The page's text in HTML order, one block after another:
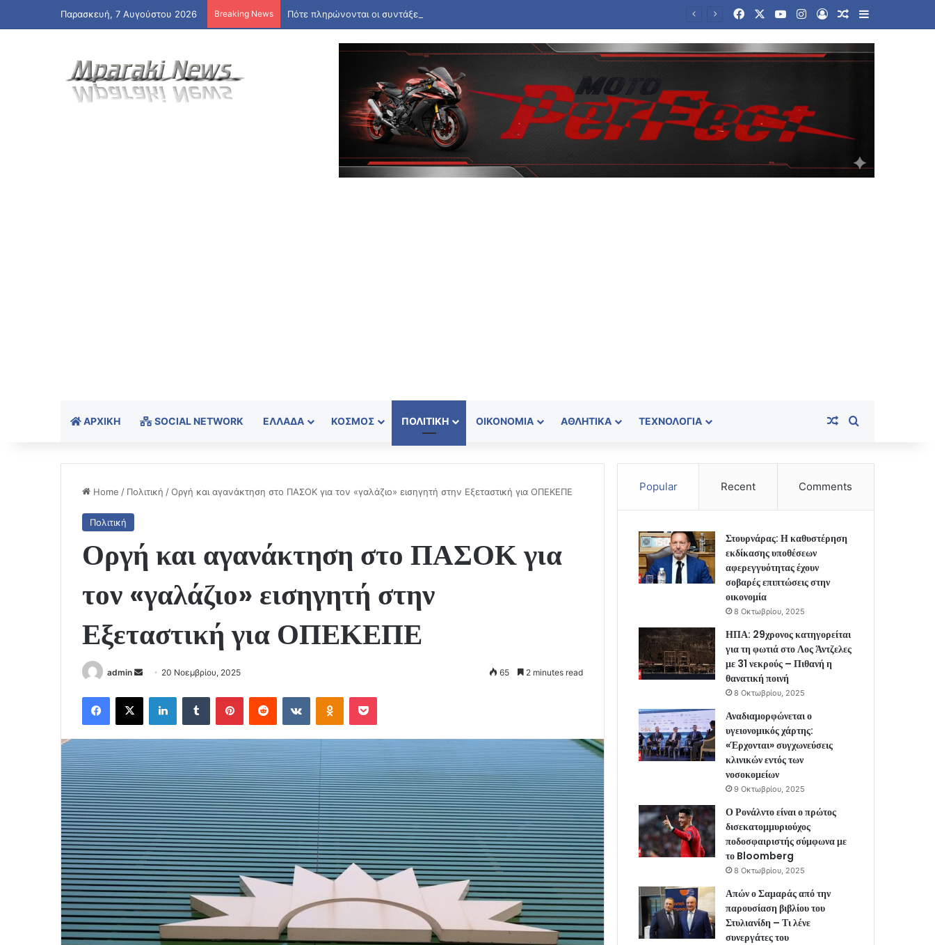
Παρασκευή, 7 Αυγούστου 2026 Breaking News Πότε πληρώνονται οι συντάξεις Σεπτεμβρίου – Ποιες οι ημερομηνίες καταβολής FacebookYouTubeInstagram
Log InRandom Article
Sidebar
ΑΡΧΙΚΉ SOCIAL NETWORK ΕΛΛΆΔΑ ΚΌΣΜΟΣ ΠΟΛΙΤΙΚΉ ΟΙΚΟΝΟΜΊΑ ΑΘΛΗΤΙΚΆ ΤΕΧΝΟΛΟΓΊΑ Random Article
Home / Πολιτική /Οργή και αγανάκτηση στο ΠΑΣΟΚ για τον «γαλάζιο» εισηγητή στην Εξεταστική για ΟΠΕΚΕΠΕ
Πολιτική
Οργή και αγανάκτηση στο ΠΑΣΟΚ για
τον «γαλάζιο» εισηγητή στην
Εξεταστική για ΟΠΕΚΕΠΕ
admin
Send
email
20 Νοεμβρίου, 2025 65 2 minutes read
Facebook
X LinkedInTumblr PinterestReddit VKontakteOdnoklassniki
Pocket
Popular Recent Comments
Στουρνάρας: Η καθυστέρηση
εκδίκασης υποθέσεων
αφερεγγυότητας έχουν
σοβαρές επιπτώσεις στην
οικονομία
8 Οκτωβρίου, 2025
ΗΠΑ: 29χρονος κατηγορείται
για τη φωτιά στο Λος Άντζελες
με 31 νεκρούς – Πιθανή η
θανατική ποινή
8 Οκτωβρίου, 2025
Αναδιαμορφώνεται ο
υγειονομικός χάρτης:
«Έρχονται» συγχωνεύσεις
κλινικών εντός των
νοσοκομείων
9 Οκτωβρίου, 2025
Ο Ρονάλντο είναι ο πρώτος
δισεκατομμυριούχος
ποδοσφαιριστής σύμφωνα με
το Bloomberg
8 Οκτωβρίου, 2025
Απών ο Σαμαράς από την
παρουσίαση βιβλίου του
Στυλιανίδη – Τι λένε
συνεργάτες του